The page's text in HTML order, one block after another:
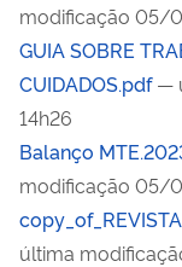
modificação 05/
GUIA SOBRE
CUIDADOS.pdf —
14h26
Balanço
modificação 05/
última